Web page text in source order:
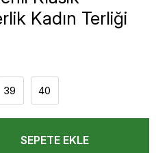
Kadın Terliği
39 40